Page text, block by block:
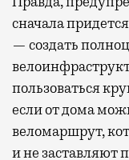
сначала
— создать
пользоваться
если от дома
веломаршрут,
и не заставляют